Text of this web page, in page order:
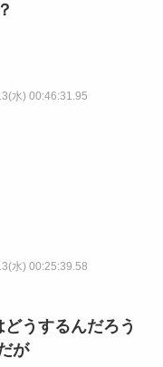
水) 00:46:31.95
水) 00:25:39.58
うするんだろう
が